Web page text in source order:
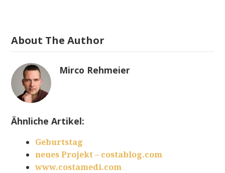
About The Author
Mirco Rehmeier
Ähnliche Artikel:
Geburtstag
neues Projekt – costablog.com
www.costamedi.com